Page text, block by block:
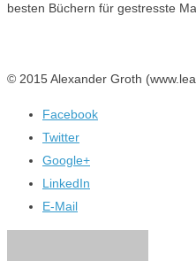
besten Büchern für gestresste
© 2015 Alexander Groth
Facebook
Twitter
Google+
LinkedIn
E-Mail